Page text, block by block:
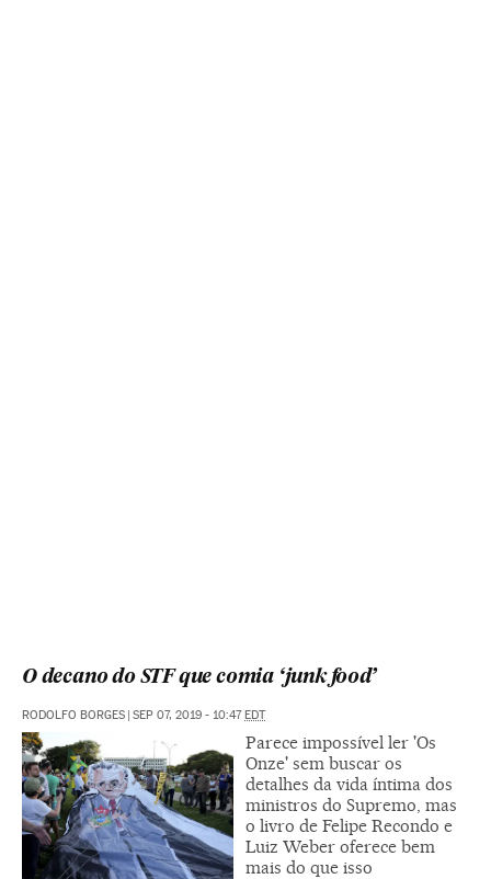
O decano do STF que comia ‘junk food’
RODOLFO BORGES SEP 07, 2019 - 10:47 EDT
Parece impossível ler 'Os
Onze' sem buscar os
detalhes da vida íntima dos
ministros do Supremo, mas
o livro de Felipe Recondo e
Luiz Weber oferece bem
mais do que isso